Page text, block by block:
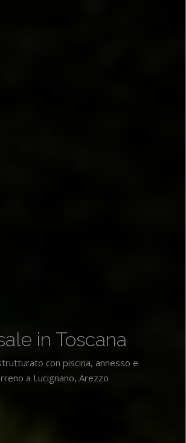
in Toscana
con piscina, annesso e
a Lucignano, Arezzo